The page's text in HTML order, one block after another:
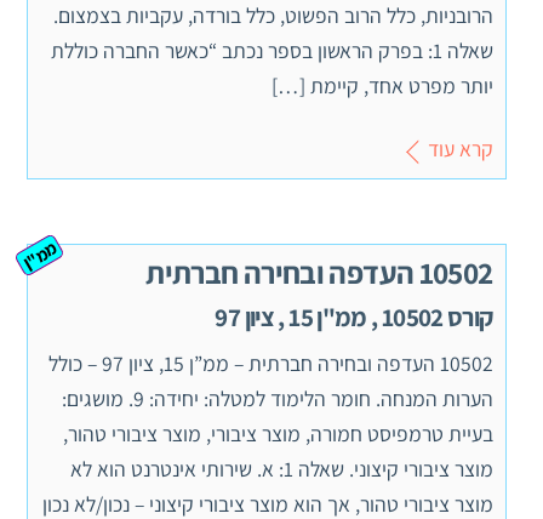
הרובניות, כלל הרוב הפשוט, כלל בורדה, עקביות בצמצום.
שאלה 1: בפרק הראשון בספר נכתב “כאשר החברה כוללת
יותר מפרט אחד, קיימת […]
קרא עוד
10502 העדפה ובחירה חברתית
קורס 10502 , ממ"ן 15 , ציון 97
ממ"ן
10502 העדפה ובחירה חברתית – ממ”ן 15, ציון 97 – כולל
הערות המנחה. חומר הלימוד למטלה: יחידה: 9. מושגים:
בעיית טרמפיסט חמורה, מוצר ציבורי, מוצר ציבורי טהור,
מוצר ציבורי קיצוני. שאלה 1: א. שירותי אינטרנט הוא לא
מוצר ציבורי טהור, אך הוא מוצר ציבורי קיצוני – נכון/לא נכון